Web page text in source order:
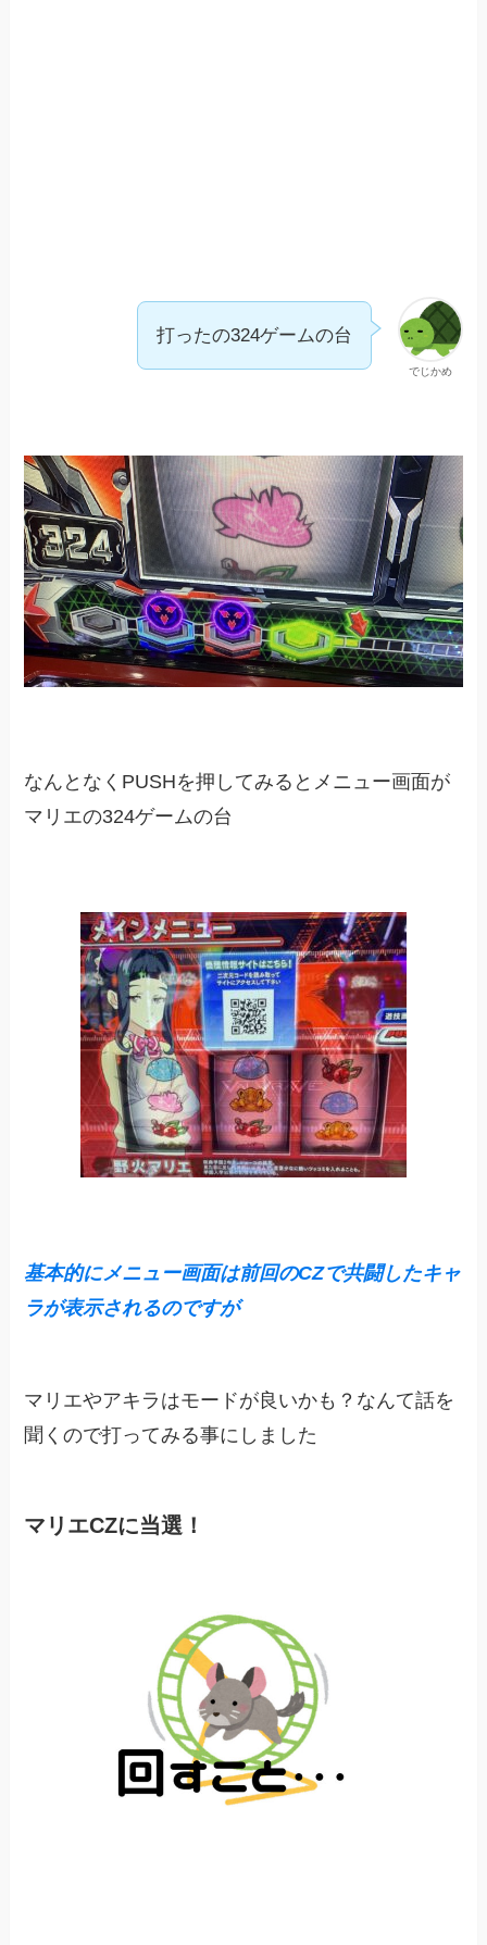
でじかめ
打ったの324ゲームの台
なんとなくPUSHを押してみるとメニュー画面が
マリエの324ゲームの台
基本的にメニュー画面は前回のCZで共闘したキャ
ラが表示されるのですが
マリエやアキラはモードが良いかも？なんて話を
聞くので打ってみる事にしました
マリエCZに当選！